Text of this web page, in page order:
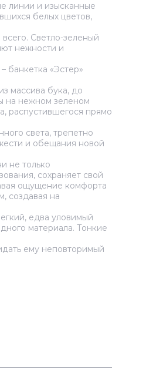
линии и изысканные
белых цветов,
Светло-зеленый
нежности и
банкетка «Эстер»
массива бука, до
на нежном зеленом
распустившегося прямо
света, трепетно
и обещания новой
не только
сохраняет свой
ощущение комфорта
создавая на
едва уловимый
материала. Тонкие
ему неповторимый